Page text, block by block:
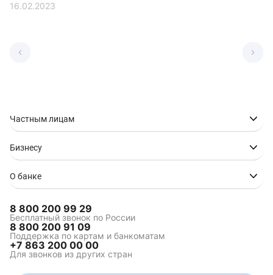
16.02.2023
Частным лицам
Бизнесу
О банке
8 800 200 99 29
Бесплатный звонок по России
8 800 200 91 09
Поддержка по картам и банкоматам
+7 863 200 00 00
Для звонков из других стран